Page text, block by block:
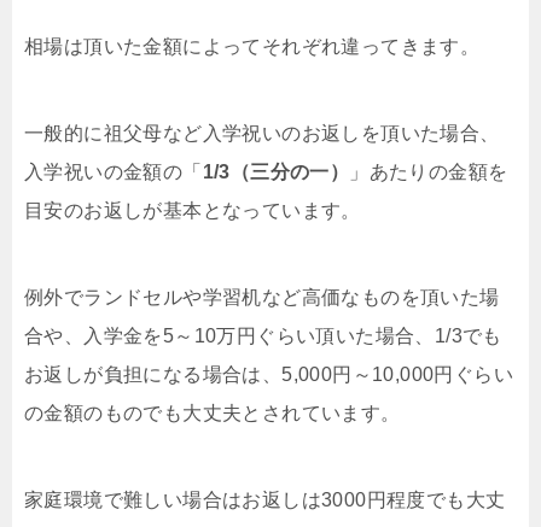
相場は頂いた金額によってそれぞれ違ってきます。
一般的に祖父母など入学祝いのお返しを頂いた場合、
入学祝いの金額の「 1/3（三分の一）
」あたりの金額を
目安のお返しが基本となっています。
例外でランドセルや学習机など高価なものを頂いた場
合や、入学金を5～10万円ぐらい頂いた場合、1/3でも
お返しが負担になる場合は、5,000円～10,000円ぐらい
の金額のものでも大丈夫とされています。
家庭環境で難しい場合はお返しは3000円程度でも大丈